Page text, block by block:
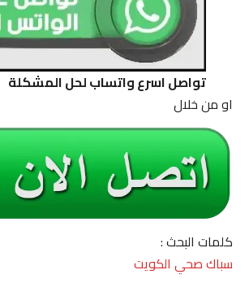
تواصل اسرع واتساب لحل المشكلة
او من خلال
كلمات البحث :
سباك صحي الكويت